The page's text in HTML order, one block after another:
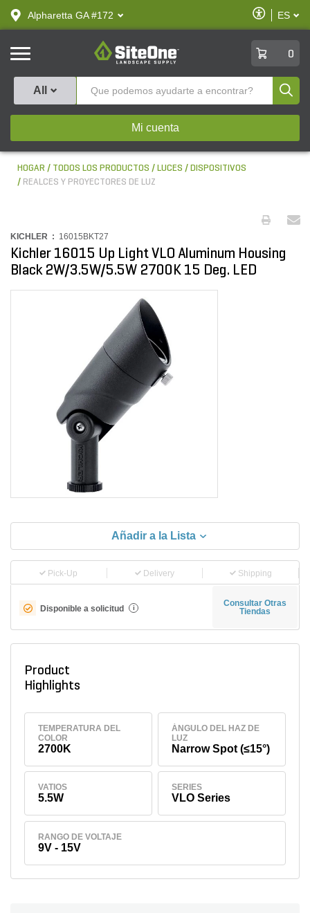
text.skipToContent
text.skipToNavigation
Alpharetta GA #172
Habilitar
ES
SiteOne
0
All
Mi cuenta
HOGAR TODOS LOS PRODUCTOS LUCES
DISPOSITIVOS
REALCES Y PROYECTORES DE LUZ
KICHLER : 16015BKT27
Kichler 16015 Up Light VLO Aluminum Housing
Black 2W/3.5W/5.5W 2700K 15 Deg. LED
Añadir a la Lista
Pick-Up Delivery Shipping
Disponible a solicitud i
Consultar Otras
Tiendas
Product
Highlights
TEMPERATURA DEL
COLOR
2700K
ÁNGULO DEL HAZ DE
LUZ
Narrow Spot (≤15°)
VATIOS
5.5W
SERIES
VLO Series
RANGO DE VOLTAJE
9V - 15V